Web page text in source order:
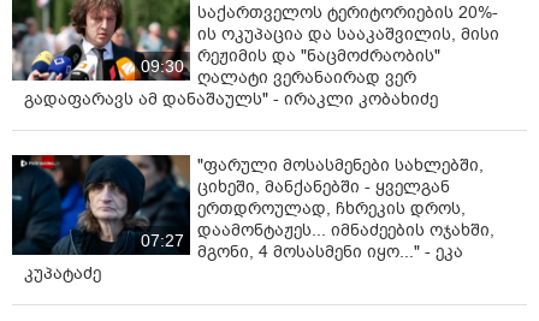
მათი ტე­ლე­ფო­ნე­ბი გა­თი­შუ­ლი იყო.
ვი­ნა­ი­დან მისი ძმა ამა­ვე სკო­ლა­ში სწავ­ლობ­და, მას
ვუ­თხა­რით. ჩვენ არ გვქონ­და ინ­ფორ­მა­ცია არც მისი
გა­ტა­ცე­ბის და არც და­ნიშ­ვნის შე­სა­ხებ",
- გა­ნა­ცხა­და
ჰამ­ლეტ ის­მა­ი­ლოვ­მა.
წყარო:https://www.ambebi.ge/article/300440-ras-ambobs-
im-skolis-direktori-sadac-mokluli-14/?
fbclid=IwAR3lZwBQ8BT9MzI3NiMI5w2Dt6A7eUTr2e9q_EpO
ERZ9K66X0Q4-iMScB48
09:30
საქართველოს ტერიტორიების 20%-
ის ოკუპაცია და სააკაშვილის, მისი
რეჟიმის და "ნაცმოძრაობის"
ღალატი ვერანაირად ვერ
გადაფარავს ამ დანაშაულს" - ირაკლი კობახიძე
07:27
"ფარული მოსასმენები სახლებში,
ციხეში, მანქანებში - ყველგან
ერთდროულად, ჩხრეკის დროს,
დაამონტაჟეს... იმნაძეების ოჯახში,
მგონი, 4 მოსასმენი იყო..." - ეკა
კუპატაძე